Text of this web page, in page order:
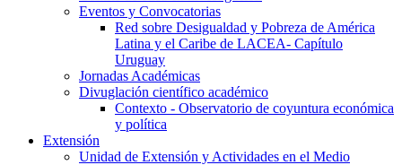
Eventos y Convocatorias
Red sobre Desigualdad y Pobreza de América
Latina y el Caribe de LACEA- Capítulo
Uruguay
Jornadas Académicas
Divuglación científico académico
Contexto - Observatorio de coyuntura económica
y política
Extensión
Unidad de Extensión y Actividades en el Medio